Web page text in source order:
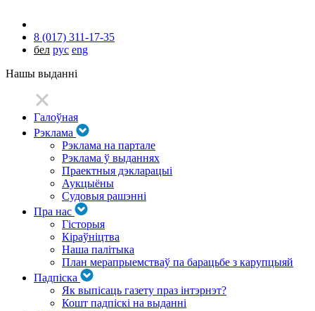
8 (017) 311-17-35
бел рус eng
Нашы выданні
Галоўная
Рэклама
Рэклама на партале
Рэклама ў выданнях
Праектныя дэкларацыі
Аукцыёны
Судовыя рашэнні
Пра нас
Гісторыя
Кіраўніцтва
Наша палітыка
План мерапрыемстваў па барацьбе з карупцыяй
Падпіска
Як выпісаць газету праз інтэрнэт?
Кошт падпіскі на выданні